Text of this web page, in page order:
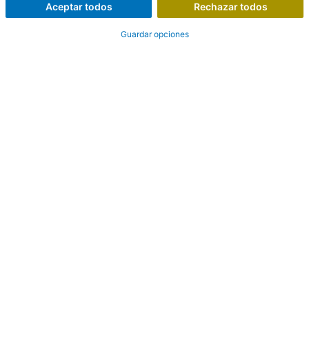
Aceptar todos Rechazar todos
Guardar opciones